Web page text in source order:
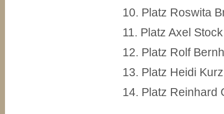
10. Platz Roswita
11. Platz Axel
12. Platz Rolf
13. Platz Heidi
14. Platz Reinhard